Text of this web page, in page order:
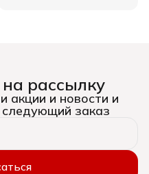
рассылку
акции и новости и
следующий заказ